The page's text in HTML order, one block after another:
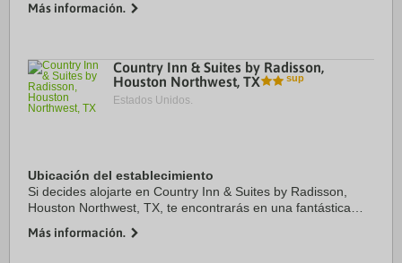
separarán cinco minutos en coche de ...
Más información.
Country Inn & Suites by Radisson,
Houston Northwest, TX
Estados Unidos.
Ubicación del establecimiento
Si decides alojarte en Country Inn & Suites by Radisson,
Houston Northwest, TX, te encontrarás en una fantástica
menos de 15 minutos en coche de ...
Más información.